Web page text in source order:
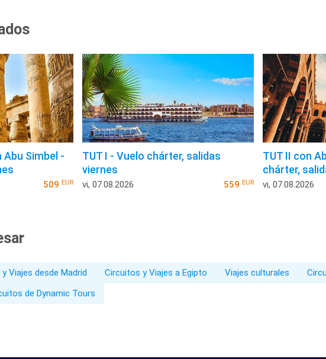
Abu Simbel -
509 EUR
TUT I - Vuelo chárter, salidas
viernes
vi, 07.08.2026 559 EUR
TUT II con
chárter,
vi, 07.08.2026
Viajes desde Madrid Circuitos y Viajes a Egipto Viajes culturales
de Dynamic Tours